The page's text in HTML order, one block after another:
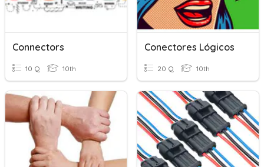
Connectors
10 Q 10th
Conectores Lógicos
20 Q 10th